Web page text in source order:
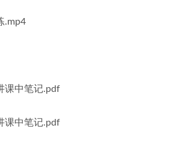
.mp4
课中笔记.pdf
课中笔记.pdf